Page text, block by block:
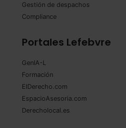
Gestión de despachos
Compliance
Portales Lefebvre
GenIA-L
Formación
ElDerecho.com
EspacioAsesoria.com
Derecholocal.es